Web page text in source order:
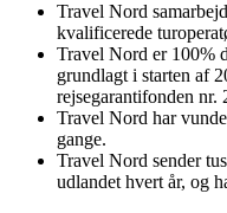
Travel Nord
kvalificerede
Travel Nord er 100%
grundlagt i starten af
rejsegarantifonden nr.
Travel Nord har
gange.
Travel Nord sender
udlandet hvert år, og